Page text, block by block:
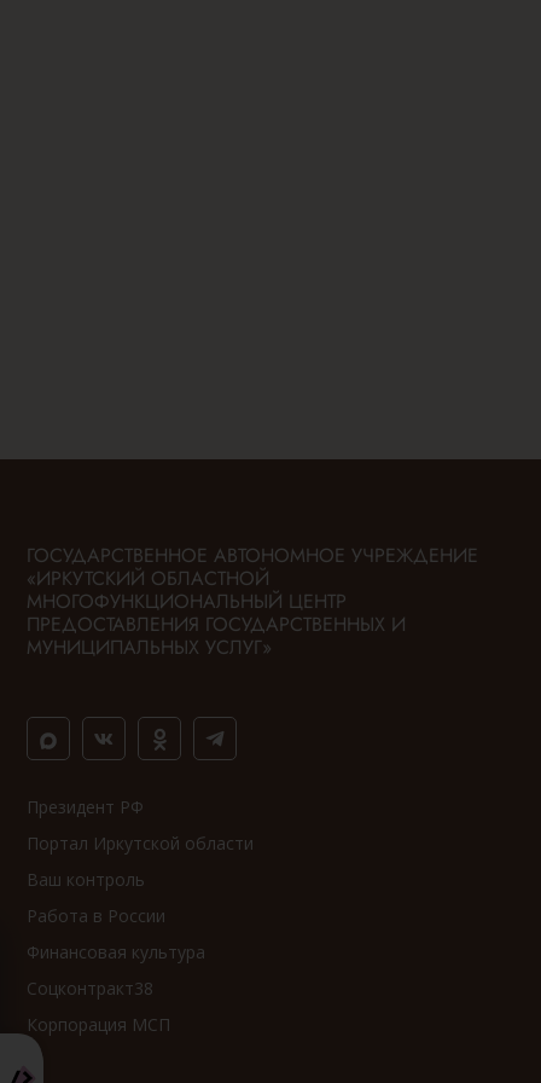
ГОСУДАРСТВЕННОЕ АВТОНОМНОЕ УЧРЕЖДЕНИЕ
«ИРКУТСКИЙ ОБЛАСТНОЙ
МНОГОФУНКЦИОНАЛЬНЫЙ ЦЕНТР
ПРЕДОСТАВЛЕНИЯ ГОСУДАРСТВЕННЫХ И
МУНИЦИПАЛЬНЫХ УСЛУГ»
Президент РФ
Портал Иркутской области
Ваш контроль
Работа в России
Финансовая культура
Соцконтракт38
Корпорация МСП